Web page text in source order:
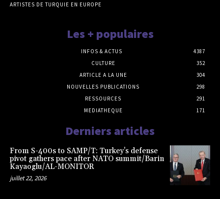
ARTISTES DE TURQUIE EN EUROPE
Les + populaires
INFOS & ACTUS
4387
CULTURE
352
ARTICLE A LA UNE
304
NOUVELLES PUBLICATIONS
298
RESSOURCES
291
MEDIATHEQUE
171
Derniers articles
From S-400s to SAMP/T: Turkey’s defense
pivot gathers pace after NATO summit/Barin
Kayaoglu/AL-MONITOR
juillet 22, 2026